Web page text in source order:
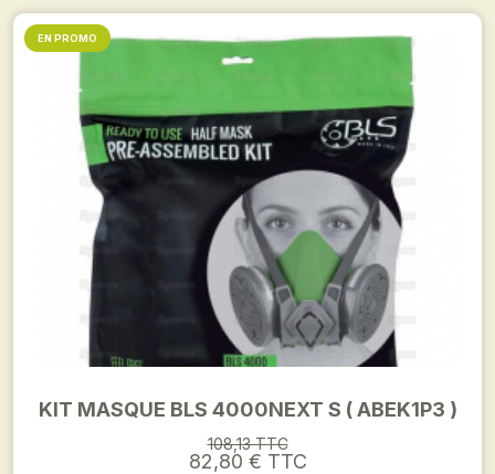
KIT MASQUE BLS 4000NEXT S ( ABEK1P3 )
108,13 TTC
82,80 € TTC
EN PROMO